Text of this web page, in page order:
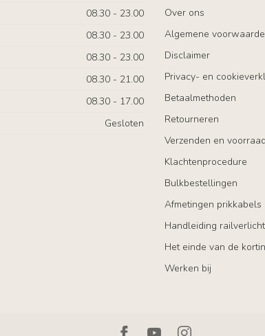
08.30 - 23.00
08.30 - 23.00
08.30 - 23.00
08.30 - 21.00
08.30 - 17.00
Gesloten
Over ons
Algemene
Disclaimer
Privacy- en
Betaalmethoden
Retourneren
Verzenden en voorraad
Klachtenprocedure
Bulkbestellingen
Afmetingen prikkabels
Handleiding
Het einde van de
Werken bij